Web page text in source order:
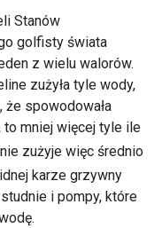
Stanów
golfisty świata
z wielu walorów.
zużyła tyle wody,
że spowodowała
mniej więcej tyle ile
zużyje więc średnio
karze grzywny
i pompy, które